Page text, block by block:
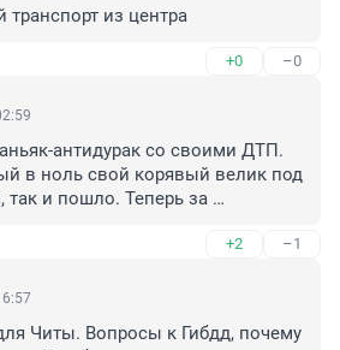
транспорт из центра
+0 –0
антидурак со своими ДТП.
в ноль свой корявый велик под
так и пошло. Теперь за
+2 –1
Читы. Вопросы к Гибдд, почему